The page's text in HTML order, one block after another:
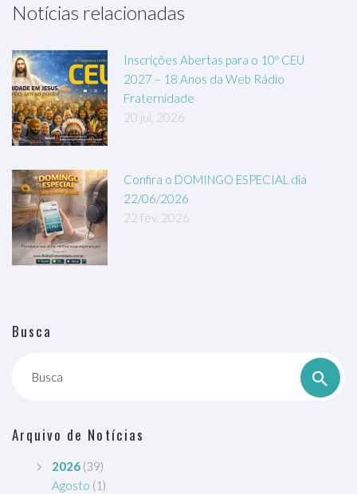
Notícias relacionadas
Inscrições Abertas para o 10º CEU
2027 – 18 Anos da Web Rádio
Fraternidade
20 jul, 2026
Confira o DOMINGO ESPECIAL dia
22/06/2026
22 fev, 2026
Busca
Busca
Arquivo de Notícias
2026 (39)
Agosto (1)